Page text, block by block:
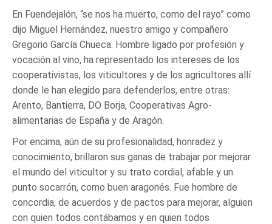
En Fuendejalón, “se nos ha muerto, como del rayo” como
dijo Miguel Hernández, nuestro amigo y compañero
Gregorio García Chueca. Hombre ligado por profesión y
vocación al vino, ha representado los intereses de los
cooperativistas, los viticultores y de los agricultores allí
donde le han elegido para defenderlos, entre otras:
Arento, Bantierra, DO Borja, Cooperativas Agro-
alimentarias de España y de Aragón.
Por encima, aún de su profesionalidad, honradez y
conocimiento, brillaron sus ganas de trabajar por mejorar
el mundo del viticultor y su trato cordial, afable y un
punto socarrón, como buen aragonés. Fue hombre de
concordia, de acuerdos y de pactos para mejorar, alguien
con quien todos contábamos y en quien todos